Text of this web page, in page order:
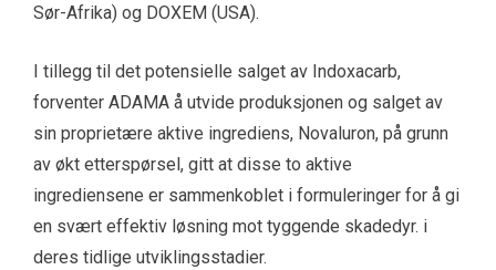
Sør-Afrika) og DOXEM (USA).
I tillegg til det potensielle salget av Indoxacarb,
forventer ADAMA å utvide produksjonen og salget av
sin proprietære aktive ingrediens, Novaluron, på grunn
av økt etterspørsel, gitt at disse to aktive
ingrediensene er sammenkoblet i formuleringer for å gi
en svært effektiv løsning mot tyggende skadedyr. i
deres tidlige utviklingsstadier.